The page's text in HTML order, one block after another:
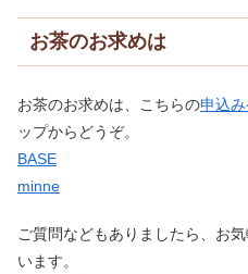
お茶のお求めは
お茶のお求めは、こちらの申込
ップからどうぞ。
BASE
minne
ご質問などもありましたら、お
います。